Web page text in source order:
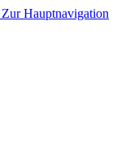
Zur Hauptnavigation